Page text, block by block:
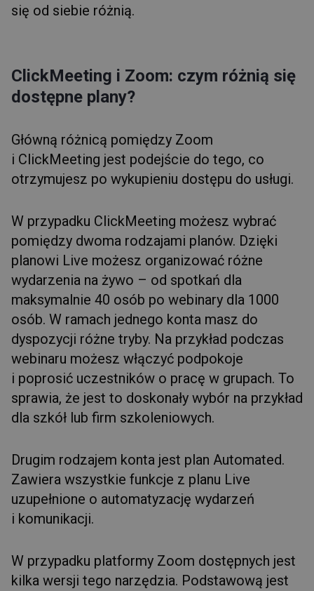
się od siebie różnią.
ClickMeeting i Zoom: czym różnią się
dostępne plany?
Główną różnicą pomiędzy Zoom
i ClickMeeting jest podejście do tego, co
otrzymujesz po wykupieniu dostępu do usługi.
W przypadku ClickMeeting możesz wybrać
pomiędzy dwoma rodzajami planów. Dzięki
planowi Live możesz organizować różne
wydarzenia na żywo – od spotkań dla
maksymalnie 40 osób po webinary dla 1000
osób. W ramach jednego konta masz do
dyspozycji różne tryby. Na przykład podczas
webinaru możesz włączyć podpokoje
i poprosić uczestników o pracę w grupach. To
sprawia, że jest to doskonały wybór na przykład
dla szkół lub firm szkoleniowych.
Drugim rodzajem konta jest plan Automated.
Zawiera wszystkie funkcje z planu Live
uzupełnione o automatyzację wydarzeń
i komunikacji.
W przypadku platformy Zoom dostępnych jest
kilka wersji tego narzędzia. Podstawową jest